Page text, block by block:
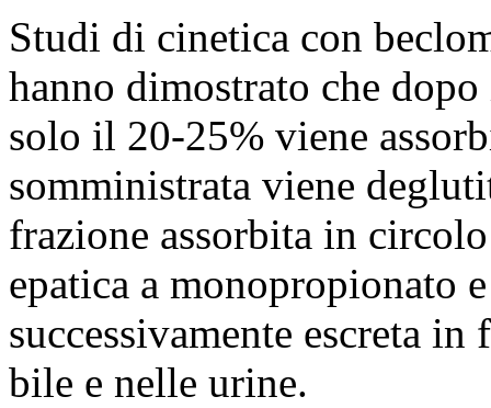
Studi di cinetica con
hanno dimostrato che
solo il 20-25% viene
somministrata viene
frazione assorbita in
epatica a monopropionato
successivamente escreta
bile e nelle urine.